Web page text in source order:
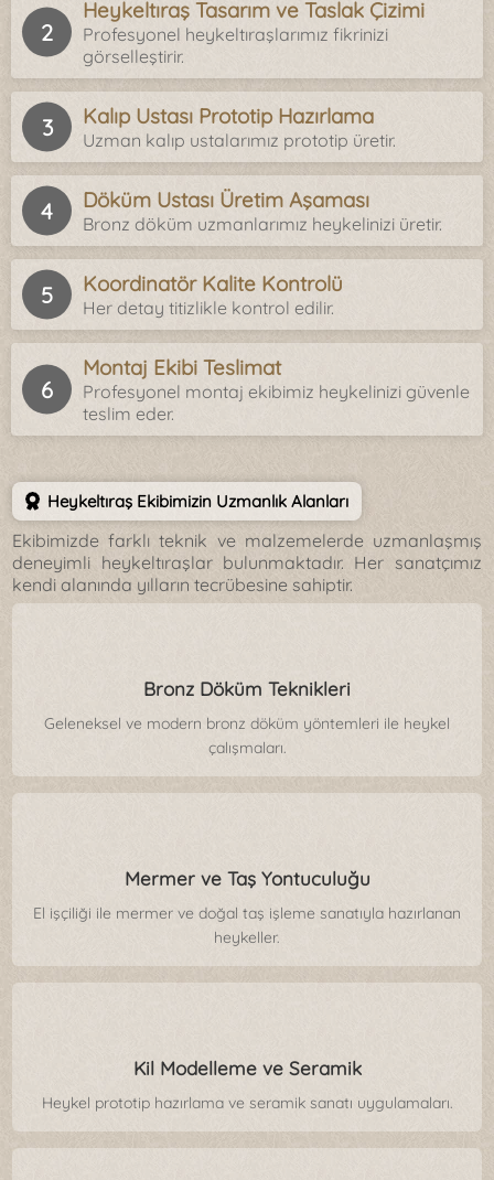
Heykeltıraş Tasarım ve Taslak Çizimi
Profesyonel heykeltıraşlarımız fikrinizi
görselleştirir.
Kalıp Ustası Prototip Hazırlama
Uzman kalıp ustalarımız prototip üretir.
Döküm Ustası Üretim Aşaması
Bronz döküm uzmanlarımız heykelinizi üretir.
Koordinatör Kalite Kontrolü
Her detay titizlikle kontrol edilir.
Montaj Ekibi Teslimat
Profesyonel montaj ekibimiz heykelinizi güvenle
teslim eder.
Heykeltıraş Ekibimizin Uzmanlık Alanları
Ekibimizde farklı teknik ve malzemelerde uzmanlaşmış
deneyimli heykeltıraşlar bulunmaktadır. Her sanatçımız
kendi alanında yılların tecrübesine sahiptir.
Bronz Döküm Teknikleri
Geleneksel ve modern bronz döküm yöntemleri ile heykel
çalışmaları.
Mermer ve Taş Yontuculuğu
El işçiliği ile mermer ve doğal taş işleme sanatıyla hazırlanan
heykeller.
Kil Modelleme ve Seramik
Heykel prototip hazırlama ve seramik sanatı uygulamaları.